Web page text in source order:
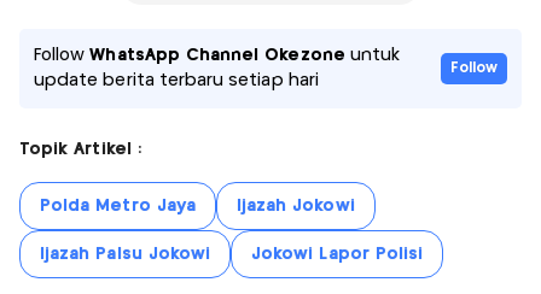
FollowWhatsApp Channel Okezone untuk
update berita terbaru setiap hari
Follow
Topik Artikel :
Polda Metro Jaya Ijazah Jokowi
Ijazah Palsu Jokowi Jokowi Lapor Polisi